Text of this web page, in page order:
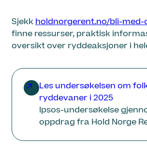
Sjekkholdnorgerent.no/bli-
finne ressurser, praktisk
oversikt over ryddeaksjoner i
Les undersøkelsen om
ryddevaner i 2025
Ipsos-undersøkelse
oppdrag fra Hold Norge